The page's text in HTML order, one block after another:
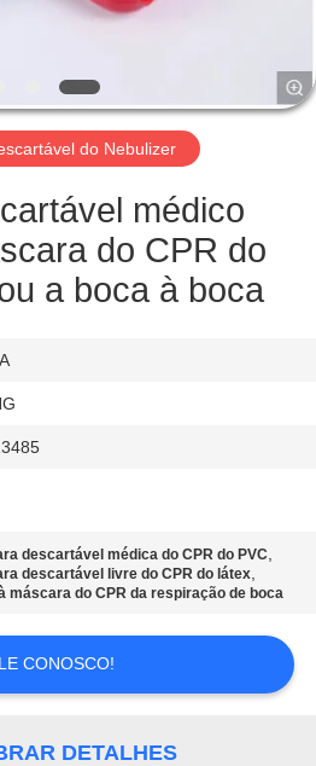
do Nebulizer
médico
do CPR do
a boca à boca
descartável médica do CPR do PVC,
descartável livre do CPR do látex,
máscara do CPR da respiração de boca
CONOSCO!
DETALHES